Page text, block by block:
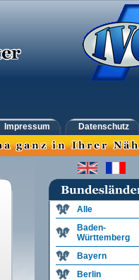
Impressum Datenschutz
Alle
Baden-
Württemberg
Bayern
Berlin